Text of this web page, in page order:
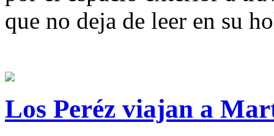
que no deja de leer en su
Los Peréz viajan a